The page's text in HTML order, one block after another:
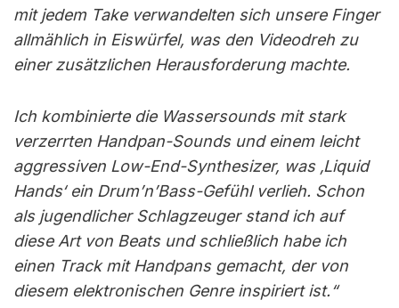
mit jedem Take verwandelten sich unsere Finger
allmählich in Eiswürfel, was den Videodreh zu
einer zusätzlichen Herausforderung machte.
Ich kombinierte die Wassersounds mit stark
verzerrten Handpan-Sounds und einem leicht
aggressiven Low-End-Synthesizer, was ‚Liquid
Hands‘ ein Drum’n’Bass-Gefühl verlieh. Schon
als jugendlicher Schlagzeuger stand ich auf
diese Art von Beats und schließlich habe ich
einen Track mit Handpans gemacht, der von
diesem elektronischen Genre inspiriert ist.“